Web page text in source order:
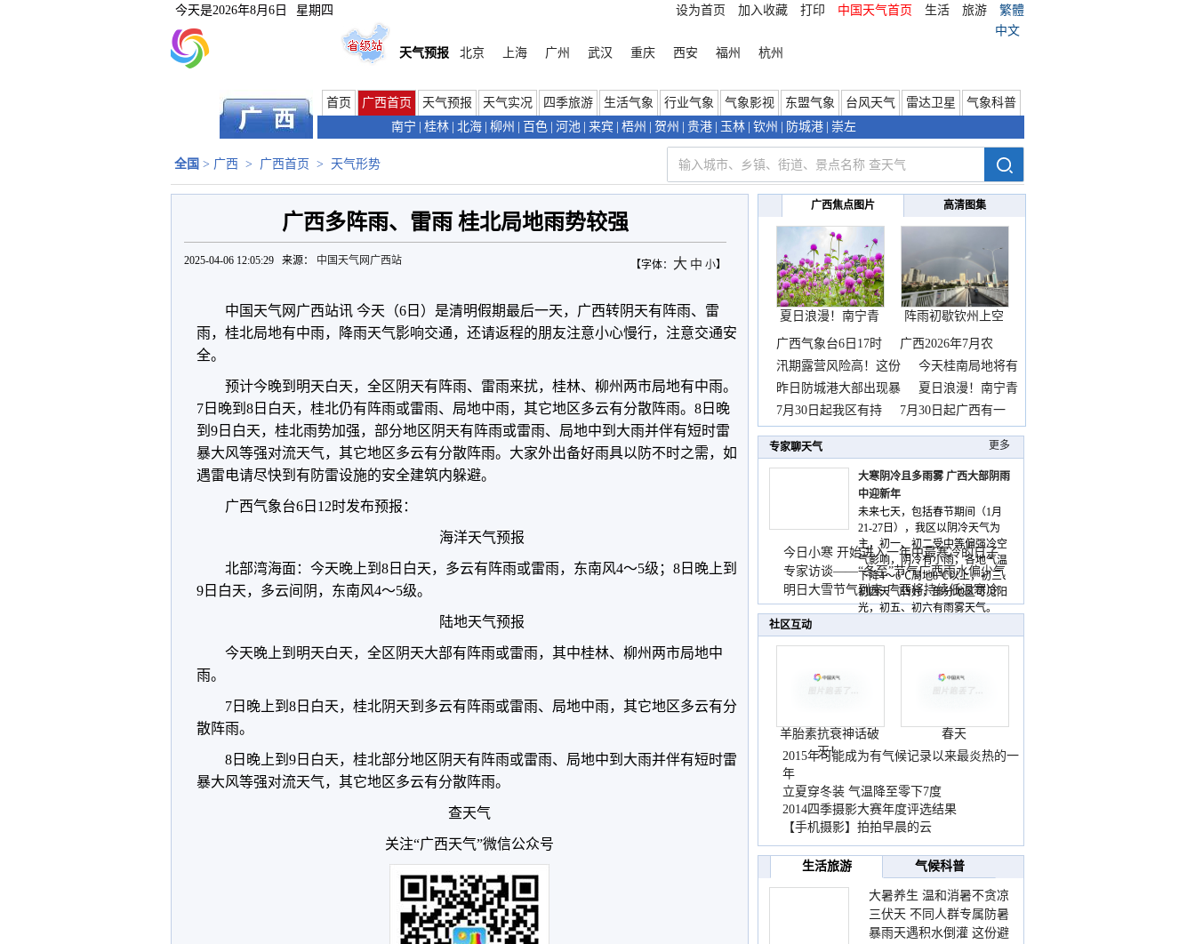
今天是2026年8月6日 星期四 设为首页 加入收藏 打印 中国天气首页 生活 旅游
繁體
中文
天气预报
北京 上海 广州 武汉 重庆 西安 福州 杭州
首页 广西首页 天气预报 天气实况 四季旅游 生活气象 行业气象 气象影视 东盟气象 台风天气 雷达卫星
气象科普
南宁
桂林 北海 柳州 百色 河池 来宾 梧州 贺州 贵港 玉林 钦州 防城港 崇左
全国 > 广西 > 广西首页 > 天气形势
广西多阵雨、雷雨 桂北局地雨势较强
【字体： 大 中 小】
2025-04-06 12:05:29 来源： 中国天气网广西站
中国天气网广西站讯 今天（6日）是清明假期最后一天，广西转阴天有阵雨、雷
雨，桂北局地有中雨，降雨天气影响交通，还请返程的朋友注意小心慢行，注意交通安
全。
预计今晚到明天白天，全区阴天有阵雨、雷雨来扰，桂林、柳州两市局地有中雨。
7日晚到8日白天，桂北仍有阵雨或雷雨、局地中雨，其它地区多云有分散阵雨。8日晚
到9日白天，桂北雨势加强，部分地区阴天有阵雨或雷雨、局地中到大雨并伴有短时雷
暴大风等强对流天气，其它地区多云有分散阵雨。 大家外出备好雨具以防不时之需，如
遇雷电请尽快到有防雷设施的安全建筑内躲避。
广西气象台6日12时发布预报：
海洋天气预报
北部湾海面：今天晚上到8日白天，多云有阵雨或雷雨，东南风4～5级；8日晚上到
9日白天，多云间阴，东南风4～5级。
陆地天气预报
今天晚上到明天白天，全区阴天大部有阵雨或雷雨，其中桂林、柳州两市局地中
雨。
7日晚上到8日白天，桂北阴天到多云有阵雨或雷雨、局地中雨，其它地区多云有分
散阵雨。
8日晚上到9日白天，桂北部分地区阴天有阵雨或雷雨、局地中到大雨并伴有短时雷
暴大风等强对流天气，其它地区多云有分散阵雨。
查天气
关注“广西天气”微信公众号
广西焦点图片 高清图集
夏日浪漫！南宁青
秀山
阵雨初歇钦州上空
邂逅
广西气象台6日17时
广西2026年7月农
汛期露营风险高！这份
今天桂南局地将有
暴雨
昨日防城港大部出现暴
夏日浪漫！南宁青
秀山
7月30日起我区有持 7月30日起广西有一
专家聊天气 更多
大寒阴冷且多雨雾 广西大部阴雨
中迎新年
未来七天，包括春节期间（1月
21-27日），我区以阴冷天气为
主，初一、初二受中等偏强冷空
气影响，阴冷有小雨，各地气温
下降4～6℃局地8℃以上，初三、
初四天气转好，部分地区可见阳
光，初五、初六有雨雾天气。
今日小寒 开始进入一年中最寒冷的日子
专家访谈——“冬至”节气广西雨水偏少气
温低
明日大雪节气到来 广西将持续低温寒冷
天气
社区互动
羊胎素抗衰神话破
灭！
春天
2015年可能成为有气候记录以来最炎热的一
年
立夏穿冬装 气温降至零下7度
2014四季摄影大赛年度评选结果
【手机摄影】拍拍早晨的云
生活旅游 气候科普
大暑养生 温和消暑不贪凉
三伏天 不同人群专属防暑
要点请收好
暴雨天遇积水倒灌 这份避